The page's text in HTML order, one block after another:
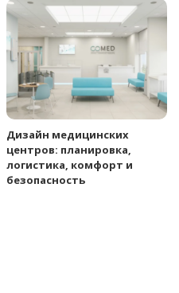
Дизайн медицинских
центров: планировка,
логистика, комфорт и
безопасность